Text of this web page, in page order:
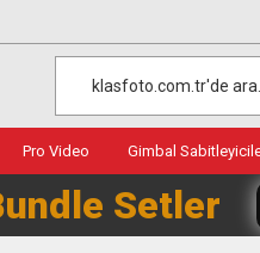
Pro Video Gimbal
Setler